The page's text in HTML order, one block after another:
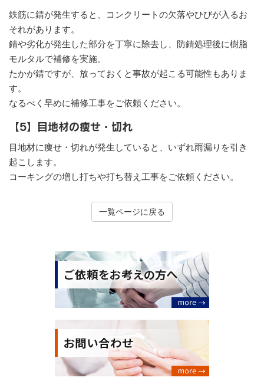
鉄筋に錆が発生すると、コンクリートの欠落やひびが入るお
それがあります。
錆や劣化が発生した部分を丁寧に除去し、防錆処理後に樹脂
モルタルで補修を実施。
たかが錆ですが、放っておくと事故が起こる可能性もありま
す。
なるべく早めに補修工事をご依頼ください。
【5】目地材の痩せ・切れ
目地材に痩せ・切れが発生していると、いずれ雨漏りを引き
起こします。
コーキングの増し打ちや打ち替え工事をご依頼ください。
一覧ページに戻る